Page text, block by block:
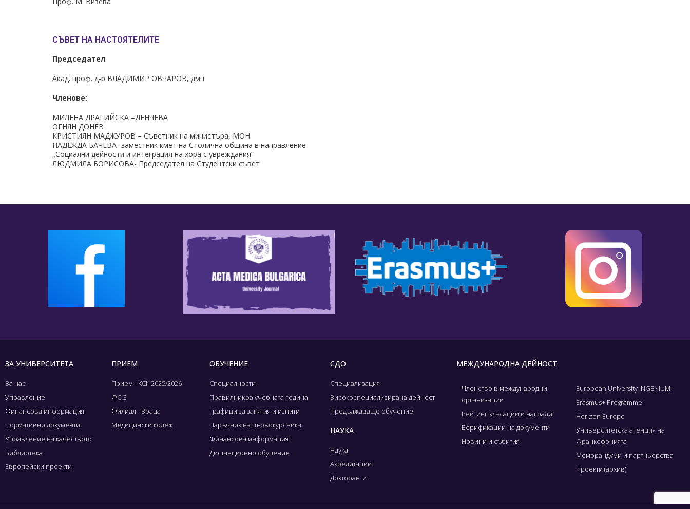
СЪВЕТ НА НАСТОЯТЕЛИТЕ
Председател:
Акад. проф. д-р ВЛАДИМИР ОВЧАРОВ, дмн
Членове:
МИЛЕНА ДРАГИЙСКА –ДЕНЧЕВА
ОГНЯН ДОНЕВ
КРИСТИЯН МАДЖУРОВ – Съветник на министъра, МОН
НАДЕЖДА БАЧЕВА- заместник кмет на Столична община в направление
„Социални дейности и интеграция на хора с увреждания“
ЛЮДМИЛА БОРИСОВА- Председател на Студентски съвет
ЗА УНИВЕРСИТЕТА
За нас
Управление
Финансова информация
Нормативни документи
Управление на качеството
Библиотека
Европейски проекти
ПРИЕМ
Прием - КСК 2025/2026
ФОЗ
Филиал - Враца
Медицински колеж
ОБУЧЕНИЕ
Специалности
Правилник за учебната година
Графици за занятия и изпити
Наръчник на първокурсника
Финансова информация
Дистанционно обучение
СДО
Специализация
Високоспециализирана дейност
Продължаващо обучение
НАУКА
Наука
Акредитации
Докторанти
МЕЖДУНАРОДНА ДЕЙНОСТ
Членство в международни
организации
Рейтинг класации и награди
Верификации на документи
Новини и събития
European University INGENIUM
Erasmus+ Programme
Horizon Europe
Университетска агенция на
Франкофонията
Меморандуми и партньорства
Проекти (архив)